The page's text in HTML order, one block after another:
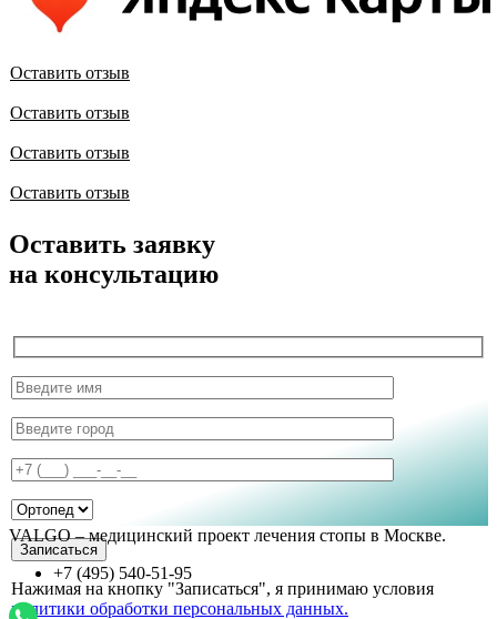
Оставить отзыв
Оставить отзыв
Оставить отзыв
Оставить отзыв
Оставить заявку
на консультацию
Нажимая на кнопку "Записаться", я принимаю условия
политики обработки персональных данных.
VALGO – медицинский проект лечения стопы в Москве.
+7 (495) 540-51-95